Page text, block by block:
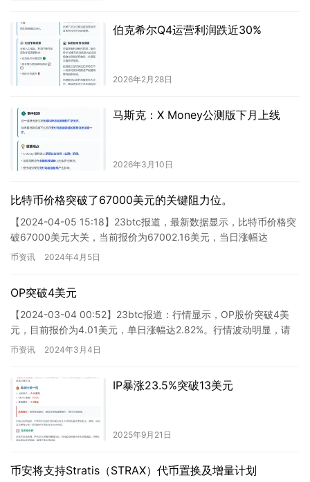
伯克希尔Q4运营利润跌近30%
2026年2月28日
马斯克：X Money公测版下月上线
2026年3月10日
比特币价格突破了67000美元的关键阻力位。
【2024-04-05 15:18】23btc报道，最新数据显示，比特币价格突
破67000美元大关，当前报价为67002.16美元，当日涨幅达
1.45%。比特币行情波动频繁，请注意…
币资讯 2024年4月5日
OP突破4美元
【2024-03-04 00:52】23btc报道：行情显示，OP股价突破4美
元，目前报价为4.01美元，单日涨幅达2.82%。行情波动明显，请
注意风险控制。
币资讯 2024年3月4日
IP暴涨23.5%突破13美元
2025年9月21日
币安将支持Stratis（STRAX）代币置换及增量计划